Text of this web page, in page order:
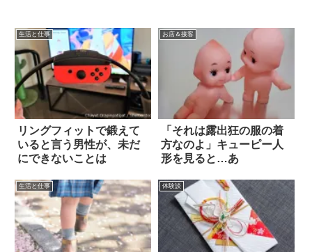
生活と仕事
リングフィットで鍛えて
いると言う男性が、未だ
にできないことは
お店＆接客
「それは露出狂の服の着
方なのよ」キューピー人
形を見ると…あ
生活と仕事 体験談